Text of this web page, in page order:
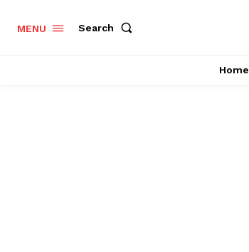
MENU Search
Home